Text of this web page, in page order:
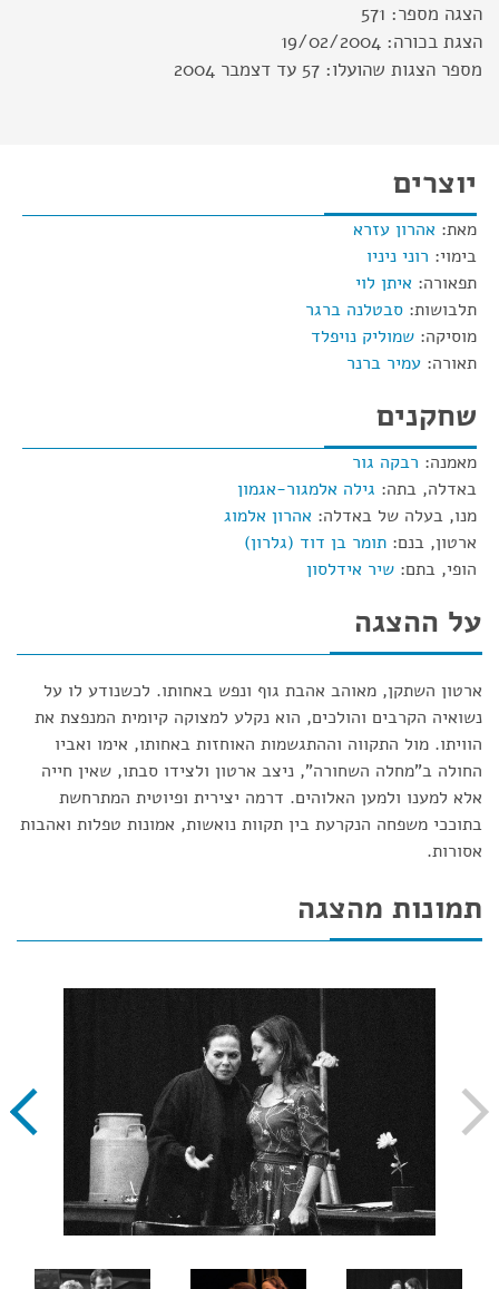
הצגה מספר: 571
הצגת בכורה: 19/02/2004
מספר הצגות שהועלו: 57 עד דצמבר 2004
יוצרים
מאת: אהרון עזרא
בימוי: רוני ניניו
תפאורה: איתן לוי
תלבושות: סבטלנה ברגר
מוסיקה: שמוליק נויפלד
תאורה: עמיר ברנר
שחקנים
מאמנה: רבקה גור
באדלה, בתה: גילה אלמגור-אגמון
מנו, בעלה של באדלה: אהרון אלמוג
ארטון, בנם: תומר בן דוד (גלרון)
הופי, בתם: שיר אידלסון
על ההצגה
ארטון השתקן, מאוהב אהבת גוף ונפש באחותו. לכשנודע לו על
נשואיה הקרבים והולכים, הוא נקלע למצוקה קיומית המנפצת את
הוויתו. מול התקווה וההתגשמות האוחזות באחותו, אימו ואביו
החולה ב"מחלה השחורה", ניצב ארטון ולצידו סבתו, שאין חייה
אלא למענו ולמען האלוהים. דרמה יצירית ופיוטית המתרחשת
בתוככי משפחה הנקרעת בין תקוות נואשות, אמונות טפלות ואהבות
אסורות.
תמונות מהצגה